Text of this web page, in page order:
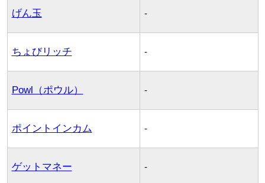
げん玉 -
ちょびリッチ -
Powl（ポウル） -
ポイントインカム -
ゲットマネー -